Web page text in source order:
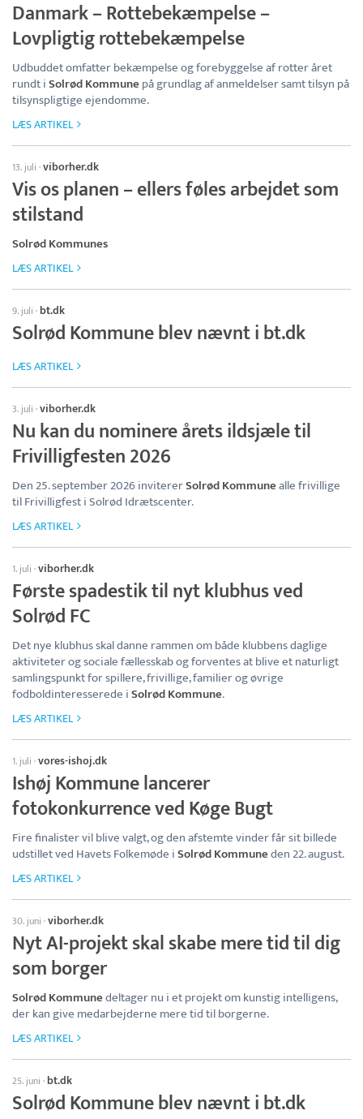
Danmark – Rottebekæmpelse –
Lovpligtig rottebekæmpelse
Udbuddet omfatter bekæmpelse og forebyggelse af rotter året
rundt iSolrød Kommunepå grundlag af anmeldelser samt tilsyn på
tilsynspligtige ejendomme.
LÆS ARTIKEL
13. juli ·viborher.dk
Vis os planen – ellers føles arbejdet som
stilstand
Solrød Kommunes
LÆS ARTIKEL
9. juli · bt.dk
Solrød Kommune blev nævnt i bt.dk
LÆS ARTIKEL
3. juli ·viborher.dk
Nu kan du nominere årets ildsjæle til
Frivilligfesten 2026
Den 25. september 2026 invitererSolrød Kommunealle frivillige
til Frivilligfest i Solrød Idrætscenter.
LÆS ARTIKEL
1. juli ·viborher.dk
Første spadestik til nyt klubhus ved
Solrød FC
Det nye klubhus skal danne rammen om både klubbens daglige
aktiviteter og sociale fællesskab og forventes at blive et naturligt
samlingspunkt for spillere, frivillige, familier og øvrige
fodboldinteresserede iSolrød Kommune.
LÆS ARTIKEL
1. juli ·vores-ishoj.dk
Ishøj Kommune lancerer
fotokonkurrence ved Køge Bugt
Fire finalister vil blive valgt, og den afstemte vinder får sit billede
udstillet ved Havets Folkemøde iSolrød Kommuneden 22. august.
LÆS ARTIKEL
30. juni ·viborher.dk
Nyt AI-projekt skal skabe mere tid til dig
som borger
Solrød Kommunedeltager nu i et projekt om kunstig intelligens,
der kan give medarbejderne mere tid til borgerne.
LÆS ARTIKEL
25. juni · bt.dk
Solrød Kommune blev nævnt i bt.dk